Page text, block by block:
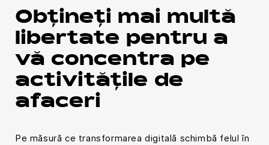
Obțineți mai multă
libertate pentru a
vă concentra pe
activitățile de
afaceri
Pe măsură ce transformarea digitală schimbă felul în